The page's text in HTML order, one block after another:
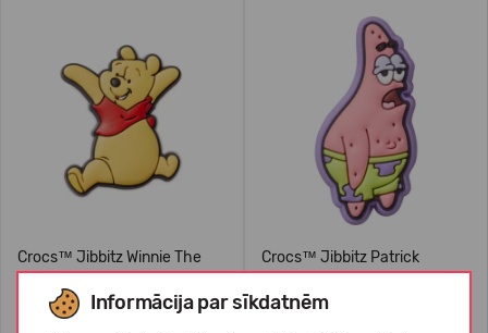
Informācija par sīkdatnēm
Crocs™ Jibbitz Winnie The
Pooh
4,99 €
Crocs™ Jibbitz Patrick
4,99 €